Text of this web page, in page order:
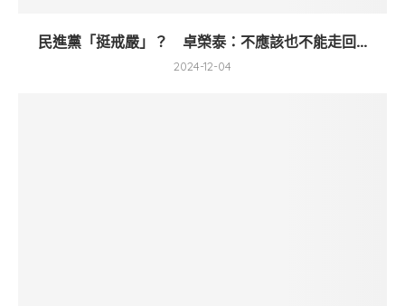
民進黨「挺戒嚴」？ 卓榮泰：不應該也不能走回...
2024-12-04